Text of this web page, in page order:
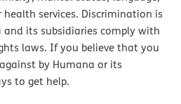
services. Discrimination is
its subsidiaries comply with
laws. If you believe that you
by Humana or its
to get help.